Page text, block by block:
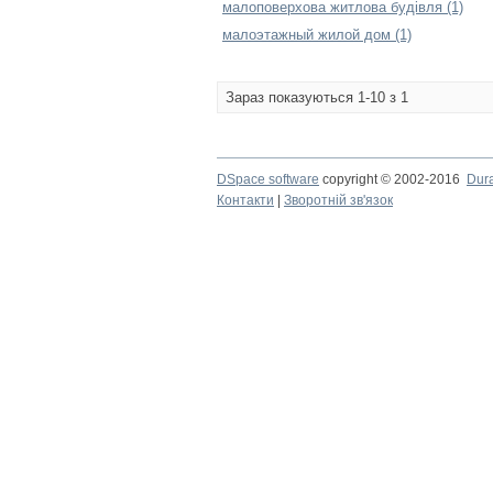
малоповерхова житлова будівля (1)
малоэтажный жилой дом (1)
Зараз показуються 1-10 з 1
DSpace software copyright © 2002-2016
Контакти
Зворотній зв'язок